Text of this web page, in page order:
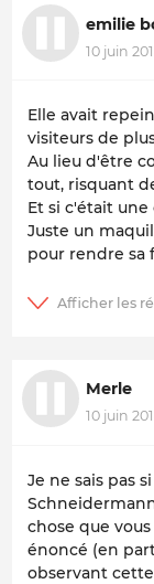
emilie
10 juin
Elle avait
visiteurs de
Au lieu d'être
tout, risquant
Et si c'était
Juste un
pour rendre sa
Merle
10 juin
Je ne sais pas
chose que
énoncé (en
observant